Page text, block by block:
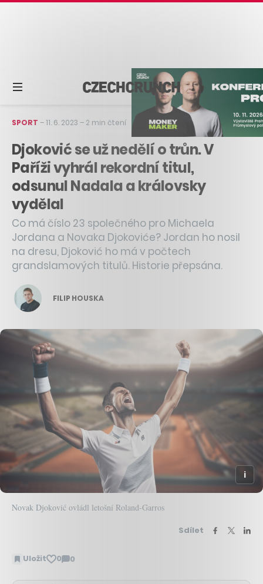
SPORT –11. 6. 2023 – 2 min čtení
Djoković se už nedělí o trůn. V
Paříži vyhrál rekordní titul,
odsunul Nadala a královsky
vydělal
Co má číslo 23 společného pro Michaela
Jordana a Novaka Djokoviće? Jordan ho nosil
na dresu, Djoković ho má v počtech
grandslamových titulů. Historie přepsána.
FILIP HOUSKA
Novak Djoković ovládl letošní Roland-Garros
Sdílet
Uložit 0 0
Zobrazit